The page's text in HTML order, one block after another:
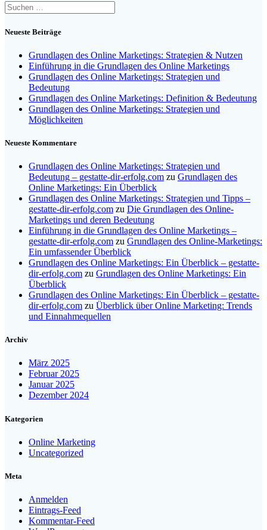
Suchen
nach:
Neueste Beiträge
Grundlagen des Online Marketings: Strategien & Nutzen
Einführung in die Grundlagen des Online Marketings
Grundlagen des Online Marketings: Strategien und
Bedeutung
Grundlagen des Online Marketings: Definition & Bedeutung
Grundlagen des Online Marketings: Strategien und
Möglichkeiten
Neueste Kommentare
Grundlagen des Online Marketings: Strategien und
Bedeutung – gestatte-dir-erfolg.com zu Grundlagen des
Online Marketings: Ein Überblick
Grundlagen des Online Marketings: Strategien und Tipps –
gestatte-dir-erfolg.com zu Die Grundlagen des Online-
Marketings und deren Bedeutung
Einführung in die Grundlagen des Online Marketings –
gestatte-dir-erfolg.com zu Grundlagen des Online-Marketings:
Ein umfassender Überblick
Grundlagen des Online Marketings: Ein Überblick – gestatte-
dir-erfolg.com zu Grundlagen des Online Marketings: Ein
Überblick
Grundlagen des Online Marketings: Ein Überblick – gestatte-
dir-erfolg.com zu Überblick über Online Marketing: Trends
und Einnahmequellen
Archiv
März 2025
Februar 2025
Januar 2025
Dezember 2024
Kategorien
Online Marketing
Uncategorized
Meta
Anmelden
Eintrags-Feed
Kommentar-Feed